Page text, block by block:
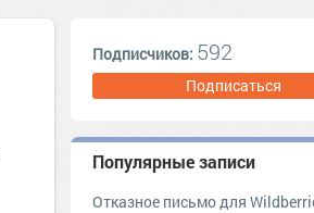
Подписчиков: 592
Подписаться
Популярные записи
Отказное письмо для